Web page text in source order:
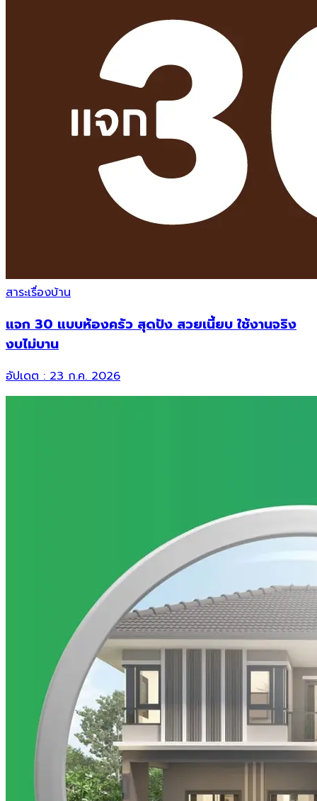
สาระเรื่องบ้าน
แจก 30 แบบห้องครัว สุดปัง สวยเนี้ยบ ใช้งานจริง
งบไม่บาน
อัปเดต :23 ก.ค. 2026